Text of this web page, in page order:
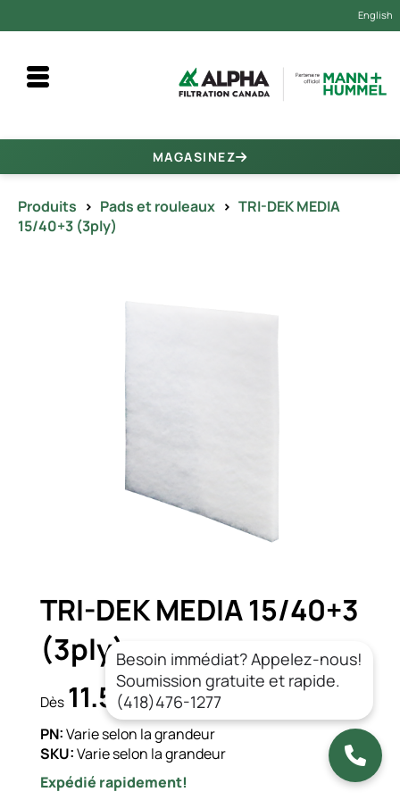
English
MAGASINEZ
Produits > Pads et rouleaux > TRI-DEK MEDIA
15/40+3 (3ply)
TRI-DEK MEDIA 15/40+3
(3ply)
Dès 11.54$CAD/un.
PN:Varie selon la grandeur
SKU:Varie selon la grandeur
Expédié rapidement!
Besoin immédiat? Appelez-nous!
Soumission gratuite et rapide.
(418)476-1277